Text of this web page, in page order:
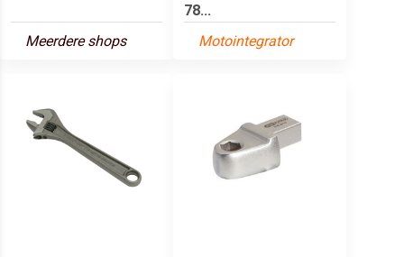
Meerdere shops
78...
Motointegrator